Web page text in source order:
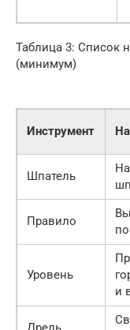
Таблица 3: Список
(минимум)
Инструмент
Шпатель
Правило
Уровень
и